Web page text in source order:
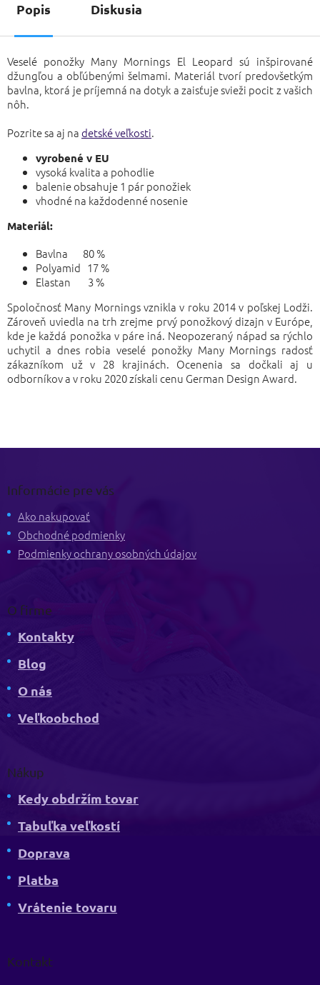
Popis Diskusia
Veselé ponožky Many Mornings El Leopard sú inšpirované
džungľou a obľúbenými šelmami. Materiál tvorí predovšetkým
bavlna, ktorá je príjemná na dotyk a zaisťuje svieži pocit z vašich
nôh.
Pozrite sa aj nadetské veľkosti.
vyrobené v EU
vysoká kvalita a pohodlie
balenie obsahuje 1 pár ponožiek
vhodné na každodenné nosenie
Materiál:
Bavlna 80 %
Polyamid 17 %
Elastan 3 %
Spoločnosť Many Mornings vznikla v roku 2014 v poľskej Lodži.
Zároveň uviedla na trh zrejme prvý ponožkový dizajn v Európe,
kde je každá ponožka v páre iná. Neopozeraný nápad sa rýchlo
uchytil a dnes robia veselé ponožky Many Mornings radosť
zákazníkom už v 28 krajinách. Ocenenia sa dočkali aj u
odborníkov a v roku 2020 získali cenu German Design Award.
Informácie pre vás
Ako nakupovať
Obchodné podmienky
Podmienky ochrany osobných údajov
O firme
Kontakty
Blog
O nás
Veľkoobchod
Nákup
Kedy obdržím tovar
Tabuľka veľkostí
Doprava
Platba
Vrátenie tovaru
Kontakt